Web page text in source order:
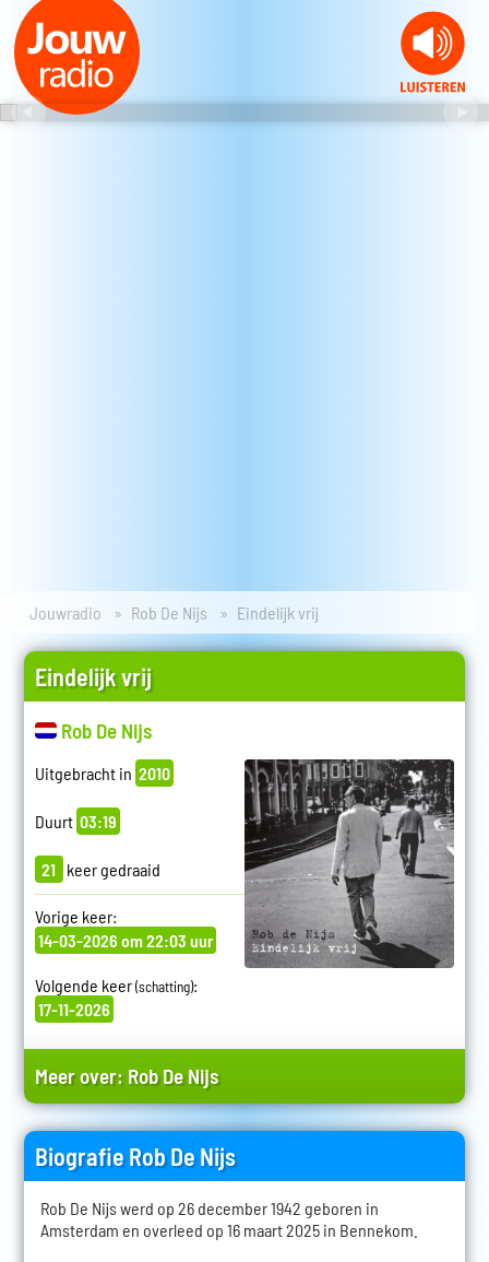
Jouwradio Rob De Nijs Eindelijk vrij
Eindelijk vrij
Rob De Nijs
Uitgebracht in 2010
Duurt 03:19
21 keer gedraaid
Vorige keer:
14-03-2026 om 22:03 uur
Volgende keer(schatting):
17-11-2026
Meer over: Rob De Nijs
Biografie Rob De Nijs
Rob De Nijs werd op 26 december 1942 geboren in
Amsterdam en overleed op 16 maart 2025 in Bennekom.